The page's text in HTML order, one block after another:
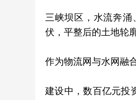
三峡坝区，水流奔
伏，平整后的土地轮
作为物流网与水网融
建设中，数百亿元投